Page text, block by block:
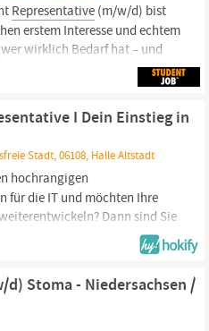
Representative (m/w/d) bist
erstem Interesse und echtem
wirklich Bedarf hat – und
an unser Account
Attraktive Arbeitszeitregelung:
I Dein Einstieg in
Stadt, 06108, Halle Altstadt
hochrangigen
für die IT und möchten Ihre
Dann sind Sie
werden Sie
Small Business Bereich, in
leisten und...
Stoma - Niedersachsen /